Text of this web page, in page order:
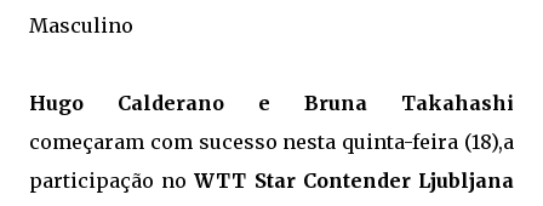
Masculino
Hugo Calderano e Bruna Takahashi
começaram com sucesso nesta quinta-feira (18),a
participação noWTT Star Contender Ljubljana